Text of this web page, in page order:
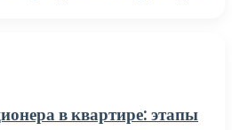
в квартире: этапы